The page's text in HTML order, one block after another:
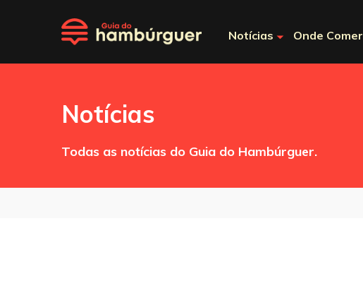
Notícias Onde Comer
Notícias
Todas as notícias do Guia do Hambúrguer.